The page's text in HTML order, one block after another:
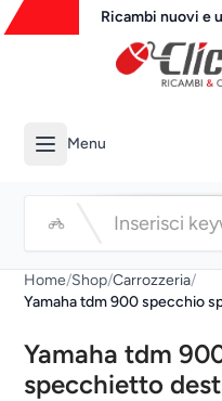
Ricambi nuovi e
Menu
Home/Shop/Carrozzeria/
Yamaha tdm 900 specchio
Yamaha tdm
specchietto